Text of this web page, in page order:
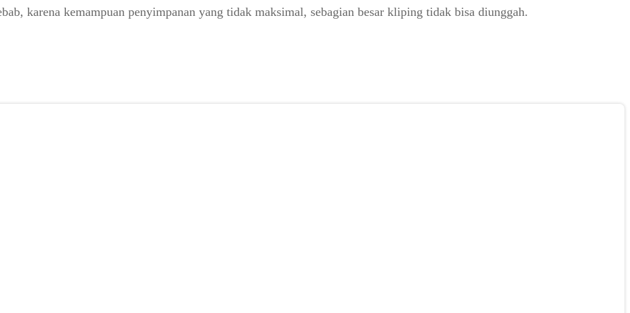
karena kemampuan penyimpanan yang tidak maksimal, sebagian besar kliping tidak bisa diunggah.